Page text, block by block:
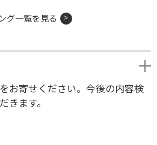
グ一覧を見る
お寄せください。今後の内容検
きます。